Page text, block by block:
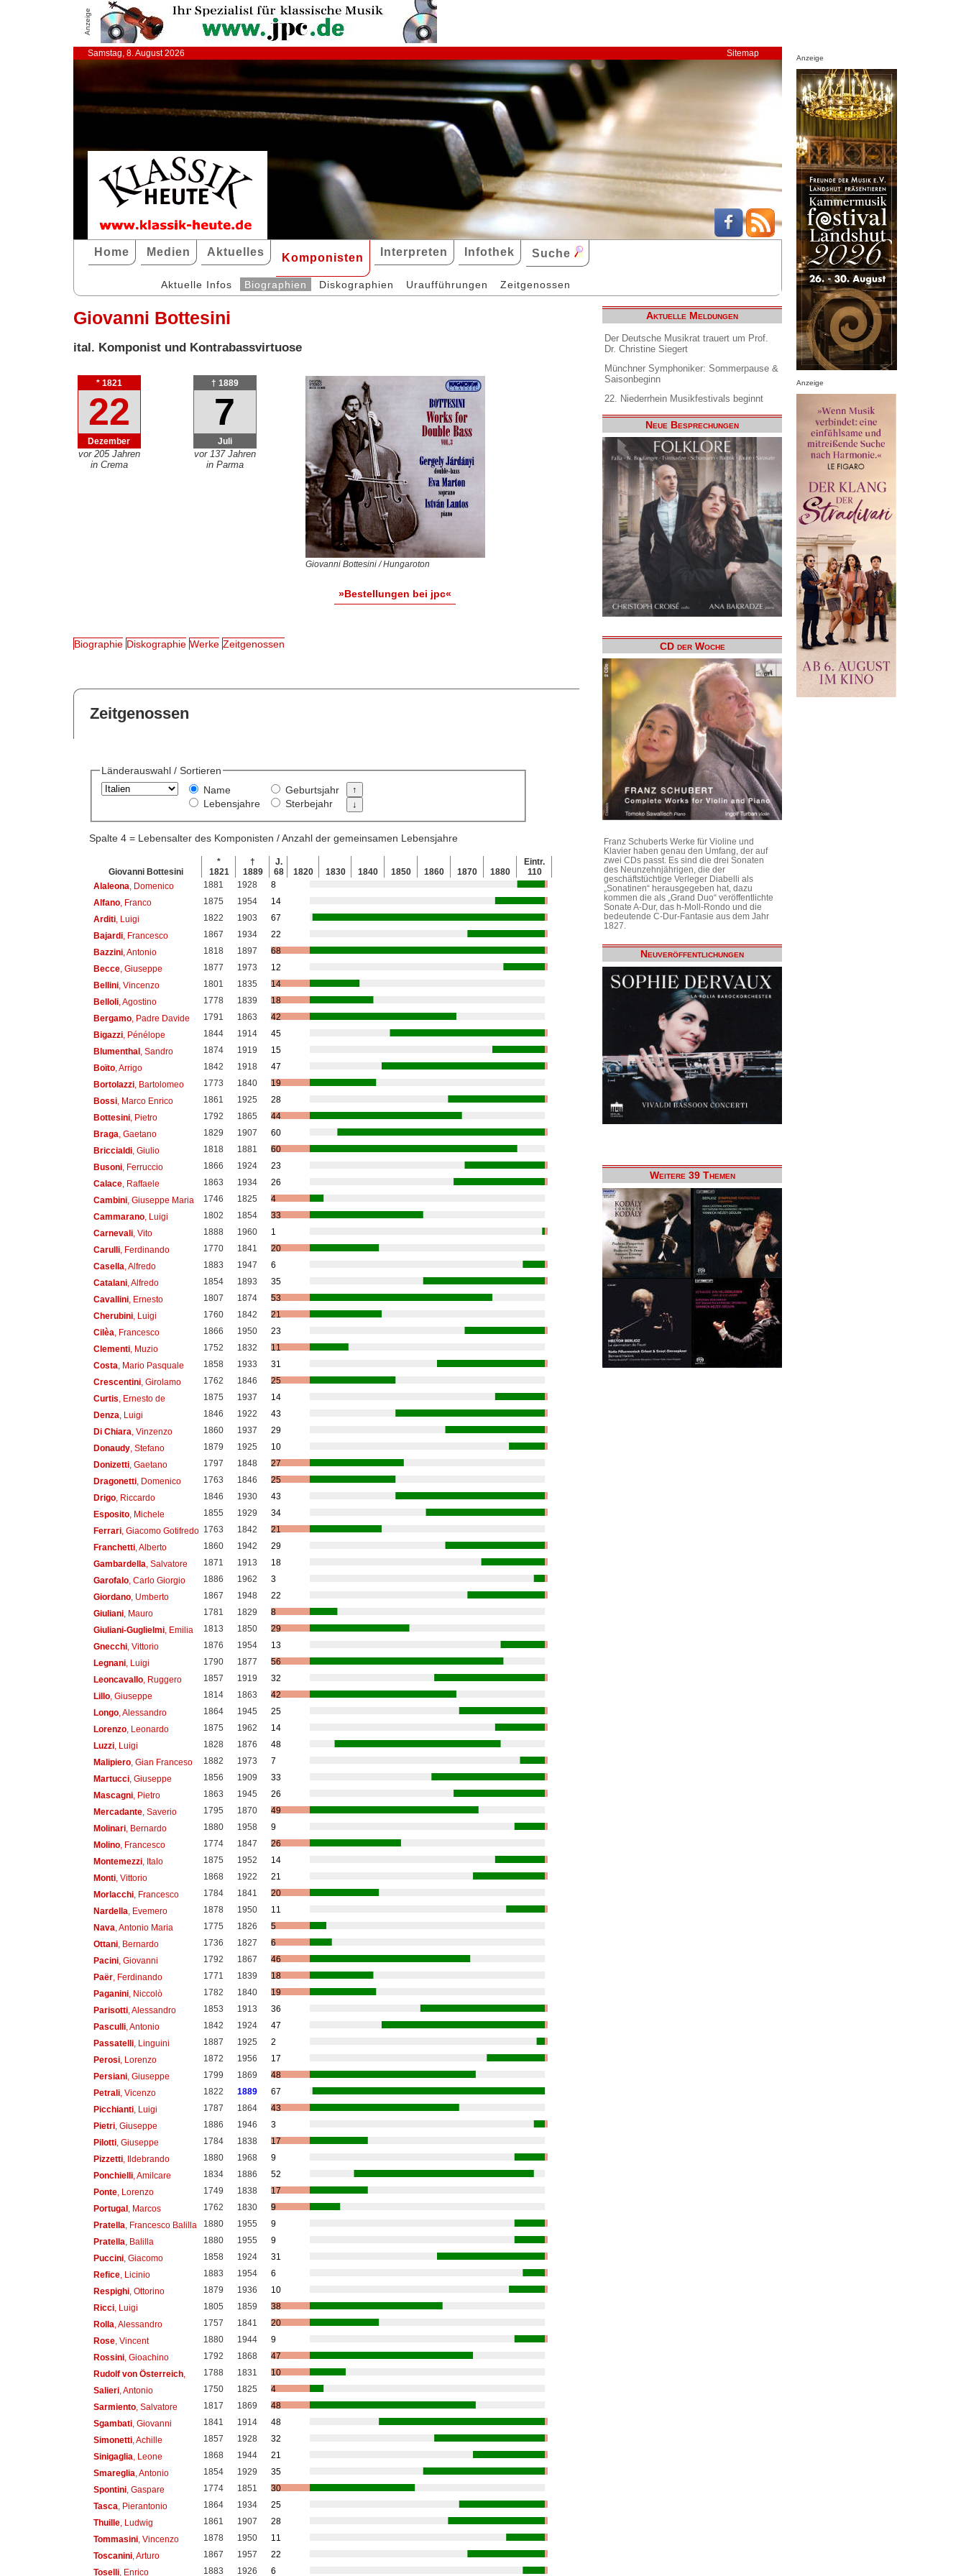
Anzeige
Samstag, 8. August 2026 Sitemap
Home Medien Aktuelles Komponisten Interpreten Infothek Suche
Aktuelle Infos Biographien Diskographien Uraufführungen Zeitgenossen
Giovanni Bottesini
ital. Komponist und Kontrabassvirtuose
* 1821
22
Dezember
vor 205 Jahren
in Crema
† 1889
7
Juli
vor 137 Jahren
in Parma
Giovanni Bottesini / Hungaroton
»Bestellungen bei jpc«
Biographie Diskographie Werke Zeitgenossen
Zeitgenossen
Länderauswahl / Sortieren
Name
Lebensjahre
Geburtsjahr
Sterbejahr
Spalte 4 = Lebensalter des Komponisten / Anzahl der gemeinsamen Lebensjahre
Giovanni Bottesini
*
1821
†
1889
J.
68
1820 1830 1840 1850 1860 1870 1880
Eintr.
110
Alaleona, Domenico 1881 1928
8
Alfano, Franco 1875 1954
14
Arditi, Luigi 1822 1903
67
Bajardi, Francesco 1867 1934
22
Bazzini, Antonio 1818 1897
68
Becce, Giuseppe 1877 1973
12
Bellini, Vincenzo 1801 1835
14
Belloli, Agostino 1778 1839
18
Bergamo, Padre Davide 1791 1863
42
Bigazzi, Pénélope 1844 1914
45
Blumenthal , Sandro 1874 1919
15
Boïto, Arrigo 1842 1918
47
Bortolazzi, Bartolomeo 1773 1840
19
Bossi, Marco Enrico 1861 1925
28
Bottesini, Pietro 1792 1865
44
Braga, Gaetano 1829 1907
60
Briccialdi, Giulio 1818 1881
60
Busoni, Ferruccio 1866 1924
23
Calace, Raffaele 1863 1934
26
Cambini, Giuseppe Maria 1746 1825
4
Cammarano, Luigi 1802 1854
33
Carnevali, Vito 1888 1960
1
Carulli, Ferdinando 1770 1841
20
Casella, Alfredo 1883 1947
6
Catalani, Alfredo 1854 1893
35
Cavallini, Ernesto 1807 1874
53
Cherubini, Luigi 1760 1842
21
Cilèa, Francesco 1866 1950
23
Clementi, Muzio 1752 1832
11
Costa, Mario Pasquale 1858 1933
31
Crescentini, Girolamo 1762 1846
25
Curtis, Ernesto de 1875 1937
14
Denza, Luigi 1846 1922
43
Di Chiara, Vinzenzo 1860 1937
29
Donaudy, Stefano 1879 1925
10
Donizetti, Gaetano 1797 1848
27
Dragonetti, Domenico 1763 1846
25
Drigo, Riccardo 1846 1930
43
Esposito, Michele 1855 1929
34
Ferrari, Giacomo Gotifredo 1763 1842
21
Franchetti, Alberto 1860 1942
29
Gambardella, Salvatore 1871 1913
18
Garofalo, Carlo Giorgio 1886 1962
3
Giordano, Umberto 1867 1948
22
Giuliani, Mauro 1781 1829
8
Giuliani-Guglielmi, Emilia 1813 1850
29
Gnecchi, Vittorio 1876 1954
13
Legnani, Luigi 1790 1877
56
Leoncavallo, Ruggero 1857 1919
32
Lillo, Giuseppe 1814 1863
42
Longo, Alessandro 1864 1945
25
Lorenzo, Leonardo 1875 1962
14
Luzzi, Luigi 1828 1876
48
Malipiero, Gian Franceso 1882 1973
7
Martucci, Giuseppe 1856 1909
33
Mascagni, Pietro 1863 1945
26
Mercadante, Saverio 1795 1870
49
Molinari, Bernardo 1880 1958
9
Molino, Francesco 1774 1847
26
Montemezzi, Italo 1875 1952
14
Monti, Vittorio 1868 1922
21
Morlacchi, Francesco 1784 1841
20
Nardella, Evemero 1878 1950
11
Nava, Antonio Maria 1775 1826
5
Ottani, Bernardo 1736 1827
6
Pacini, Giovanni 1792 1867
46
Paër, Ferdinando 1771 1839
18
Paganini, Niccolò 1782 1840
19
Parisotti, Alessandro 1853 1913
36
Pasculli, Antonio 1842 1924
47
Passatelli, Linguini 1887 1925
2
Perosi, Lorenzo 1872 1956
17
Persiani, Giuseppe 1799 1869
48
Petrali, Vicenzo 1822 1889
67
Picchianti, Luigi 1787 1864
43
Pietri, Giuseppe 1886 1946
3
Pilotti, Giuseppe 1784 1838
17
Pizzetti, Ildebrando 1880 1968
9
Ponchielli, Amilcare 1834 1886
52
Ponte, Lorenzo 1749 1838
17
Portugal , Marcos 1762 1830
9
Pratella, Francesco Balilla 1880 1955
9
Pratella, Balilla 1880 1955
9
Puccini, Giacomo 1858 1924
31
Refice, Licinio 1883 1954
6
Respighi, Ottorino 1879 1936
10
Ricci, Luigi 1805 1859
38
Rolla, Alessandro 1757 1841
20
Rose, Vincent 1880 1944
9
Rossini, Gioachino 1792 1868
47
Rudolf von Österreich, 1788 1831
10
Salieri, Antonio 1750 1825
4
Sarmiento, Salvatore 1817 1869
48
Sgambati, Giovanni 1841 1914
48
Simonetti, Achille 1857 1928
32
Sinigaglia, Leone 1868 1944
21
Smareglia, Antonio 1854 1929
35
Spontini, Gaspare 1774 1851
30
Tasca, Pierantonio 1864 1934
25
Thuille, Ludwig 1861 1907
28
Tommasini, Vincenzo 1878 1950
11
Toscanini, Arturo 1867 1957
22
Toselli, Enrico 1883 1926 6
Aktuelle Meldungen
Der Deutsche Musikrat trauert um Prof.
Dr. Christine Siegert
Münchner Symphoniker: Sommerpause &
Saisonbeginn
22. Niederrhein Musikfestivals beginnt
Neue Besprechungen
CD der Woche
Franz Schuberts Werke für Violine und
Klavier haben genau den Umfang, der auf
zwei CDs passt. Es sind die drei Sonaten
des Neunzehnjährigen, die der
geschäftstüchtige Verleger Diabelli als
„Sonatinen“ herausgegeben hat, dazu
kommen die als „Grand Duo“ veröffentlichte
Sonate A-Dur, das h-Moll-Rondo und die
bedeutende C-Dur-Fantasie aus dem Jahr
1827.
Neuveröffentlichungen
Weitere 39 Themen
Anzeige
Anzeige